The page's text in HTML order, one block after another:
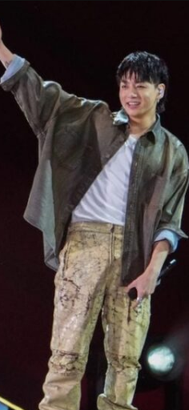
Treinkaartjes worden duurder,
abonnementen verdwijnen
9 months ago